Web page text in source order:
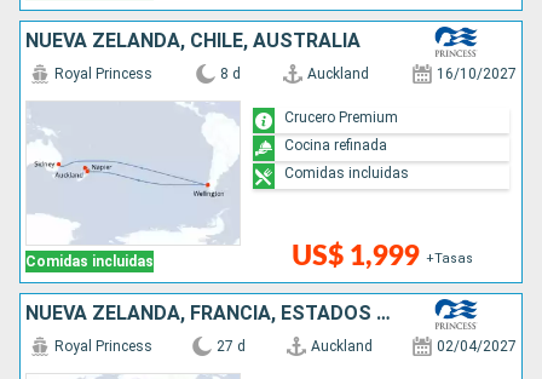
NUEVA ZELANDA, CHILE, AUSTRALIA
Comidas incluidas
Royal Princess 8 d Auckland 16/10/2027
US$ 1,999 +Tasas
Crucero Premium
Cocina refinada
Comidas incluidas
NUEVA ZELANDA, FRANCIA, ESTADOS UNIDOS, CANADÁ
Royal Princess 27 d Auckland 02/04/2027